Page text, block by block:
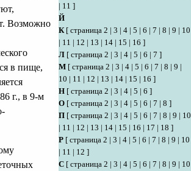
Возможно
в пище,
г., в 9-м
| 11 ]
Й
К[ страница 2 | 3 | 4 | 5 | 6 | 7 | 8 | 9 | 10
| 11 | 12 | 13 | 14 | 15 | 16 ]
Л [ страница 2 | 3 | 4 | 5 | 6 | 7 ]
М [ страница 2 | 3 | 4 | 5 | 6 | 7 | 8 | 9 |
10 | 11 | 12 | 13 | 14 | 15 | 16 ]
Н [ страница 2 | 3 | 4 | 5 | 6 ]
О [ страница 2 | 3 | 4 | 5 | 6 | 7 | 8 ]
П [ страница 2 | 3 | 4 | 5 | 6 | 7 | 8 | 9 | 10
| 11 | 12 | 13 | 14 | 15 | 16 | 17 | 18 ]
Р [ страница 2 | 3 | 4 | 5 | 6 | 7 | 8 | 9 | 10
| 11 | 12 ]
С [ страница 2 | 3 | 4 | 5 | 6 | 7 | 8 | 9 | 10